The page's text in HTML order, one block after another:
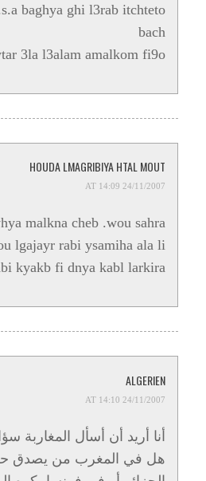
baghya ghi l3rab itchteto
bach
3la l3alam amalkom fi9o
HOUDA LMAGRIBIYA HTAL MOUT
24/11/2007 AT 14:09
malkna cheb .wou sahra
lgajayr rabi ysamiha ala li
kyakb fi dnya kabl larkira
ALGERIEN
24/11/2007 AT 14:10
أنا أريد أن أسأل المغاربة
هل في المغرب من يصدق